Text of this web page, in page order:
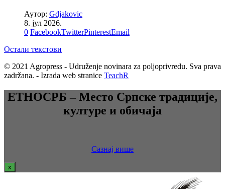
Аутор: Gdjakovic
8. јул 2026.
0 FacebookTwitterPinterestEmail
Остали текстови
© 2021 Agropress - Udruženje novinara za poljoprivredu. Sva prava
zadržana. - Izrada web stranice TeachR
ЕТНОСРБ – Место Српске традиције,
културе и обичаја
Сазнај више
x